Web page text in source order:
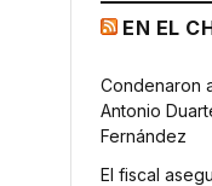
EN EL
Condenaron
Antonio
Fernández
El fiscal